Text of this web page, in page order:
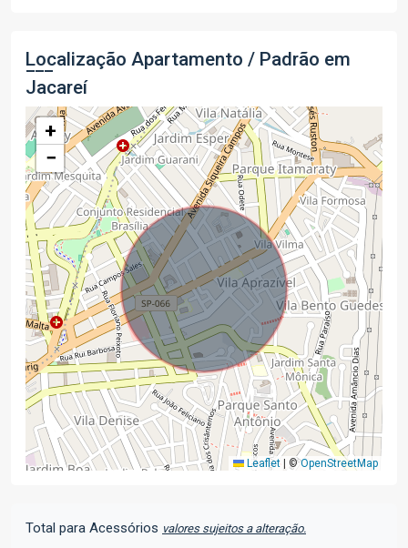
Localização Apartamento / Padrão em
Jacareí
+
−
Leaflet ©OpenStreetMap
Total para Acessórios valores sujeitos a alteração.